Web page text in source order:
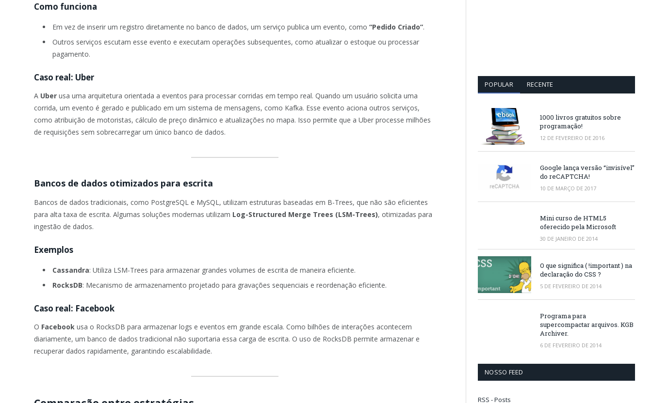
Como funciona
Em vez de inserir um registro diretamente no banco de dados, um serviço publica um evento, como“Pedido Criado”.
Outros serviços escutam esse evento e executam operações subsequentes, como atualizar o estoque ou processar
pagamento.
Caso real: Uber
A Uber usa uma arquitetura orientada a eventos para processar corridas em tempo real. Quando um usuário solicita uma
corrida, um evento é gerado e publicado em um sistema de mensagens, como Kafka. Esse evento aciona outros serviços,
como atribuição de motoristas, cálculo de preço dinâmico e atualizações no mapa. Isso permite que a Uber processe milhões
de requisições sem sobrecarregar um único banco de dados.
Bancos de dados otimizados para escrita
Bancos de dados tradicionais, como PostgreSQL e MySQL, utilizam estruturas baseadas em B-Trees, que não são eficientes
para alta taxa de escrita. Algumas soluções modernas utilizam Log-Structured Merge Trees (LSM-Trees), otimizadas para
ingestão de dados.
Exemplos
Cassandra: Utiliza LSM-Trees para armazenar grandes volumes de escrita de maneira eficiente.
RocksDB: Mecanismo de armazenamento projetado para gravações sequenciais e reordenação eficiente.
Caso real: Facebook
O Facebook usa o RocksDB para armazenar logs e eventos em grande escala. Como bilhões de interações acontecem
diariamente, um banco de dados tradicional não suportaria essa carga de escrita. O uso de RocksDB permite armazenar e
recuperar dados rapidamente, garantindo escalabilidade.
POPULAR RECENTE
1000 livros gratuitos sobre
programação!
12 DE FEVEREIRO DE 2016
Google lança versão “invisível”
do reCAPTCHA!
10 DE MARÇO DE 2017
Mini curso de HTML5
oferecido pela Microsoft
30 DE JANEIRO DE 2014
O que significa ( !important ) na
declaração do CSS ?
5 DE FEVEREIRO DE 2014
Programa para
supercompactar arquivos. KGB
Archiver.
6 DE FEVEREIRO DE 2014
NOSSO FEED
RSS - Posts